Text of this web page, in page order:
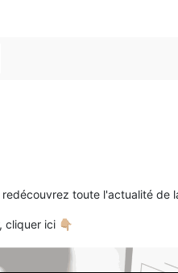
redécouvrez toute l'actualité de
ici 👇🏼